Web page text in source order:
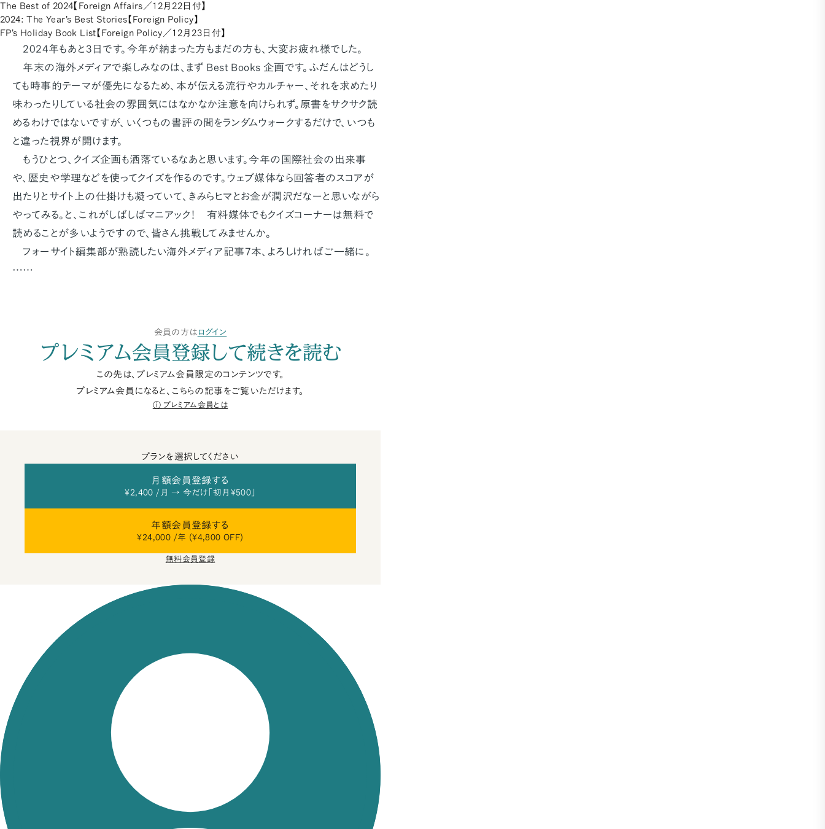
The Best of 2024【Foreign Affairs／12月22日付】
2024: The Year's Best Stories【Foreign Policy】
FP's Holiday Book List【Foreign Policy／12月23日付】
2024年もあと3日です。今年が納まった方もまだの方も、大変お疲れ様でした。
年末の海外メディアで楽しみなのは、まず Best Books 企画です。ふだんはどうし
ても時事的テーマが優先になるため、本が伝える流行やカルチャー、それを求めたり
味わったりしている社会の雰囲気にはなかなか注意を向けられず。原書をサクサク読
めるわけではないですが、いくつもの書評の間をランダムウォークするだけで、いつも
と違った視界が開けます。
もうひとつ、クイズ企画も洒落ているなあと思います。今年の国際社会の出来事
や、歴史や学理などを使ってクイズを作るのです。ウェブ媒体なら回答者のスコアが
出たりとサイト上の仕掛けも凝っていて、きみらヒマとお金が潤沢だなーと思いながら
やってみる。と、これがしばしばマニアック！ 有料媒体でもクイズコーナーは無料で
読めることが多いようですので、皆さん挑戦してみませんか。
フォーサイト編集部が熟読したい海外メディア記事7本、よろしければご一緒に。
……
会員の方は ログイン
プレミアム会員登録して続きを読む
この先は、プレミアム会員限定のコンテンツです。
プレミアム会員になると、こちらの記事をご覧いただけます。
プレミアム会員とは
プランを選択してください
月額会員登録する
¥2,400 /月 → 今だけ「初月¥500」
年額会員登録する
¥24,000 /年 (¥4,800 OFF)
無料会員登録